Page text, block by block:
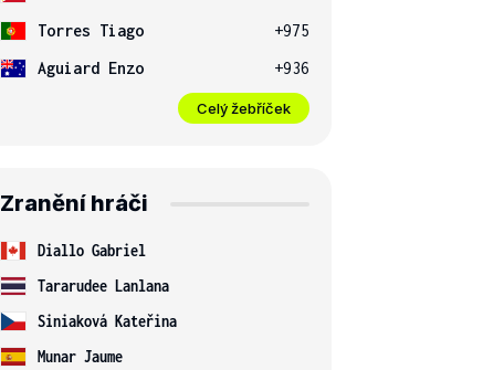
Torres Tiago
+975
Aguiard Enzo
+936
Celý žebříček
Zranění hráči
Diallo Gabriel
Tararudee Lanlana
Siniaková Kateřina
Munar Jaume